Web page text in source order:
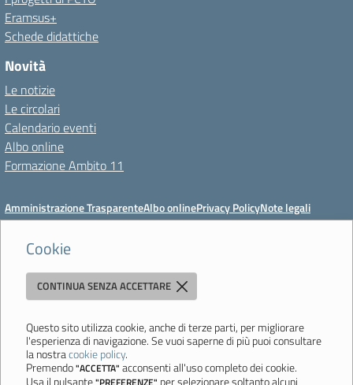
Cookie
CONTINUA SENZA ACCETTARE
Questo sito utilizza cookie, anche di terze parti, per migliorare
l'esperienza di navigazione. Se vuoi saperne di più puoi consultare
la nostracookie policy.
Premendo"ACCETTA" acconsenti all'uso completo dei cookie.
Usa il pulsante
per selezionare soltanto alcuni
Eramsus+
Schede didattiche
Novità
Le notizie
Le circolari
Calendario eventi
Albo online
Formazione Ambito 11
Amministrazione TrasparenteAlbo onlinePrivacy PolicyNote legali
Meccanismo di feedbackDichiarazioni di accessibilitàPreferenze cookie
Istituto di Istruzione Superiore 'Primo Levi'
764354 - Email:mois00200c@istruzione.it- PEC:
mois00200c@pec.istruzione.it
Codice meccanografico: mois00200c - C.F. 94058180368